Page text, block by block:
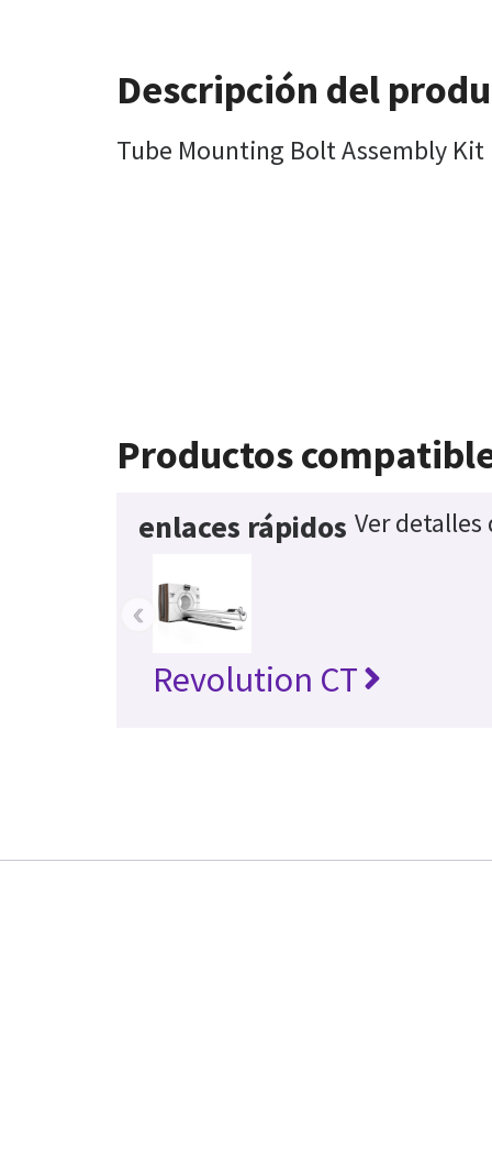
Descripción del
Tube Mounting Bolt Assembly Kit
Productos
enlaces rápidos Ver
Revolution CT
‹